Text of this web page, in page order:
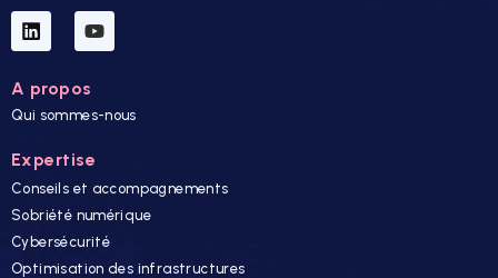
A propos
Qui sommes-nous
Expertise
Conseils et accompagnements
Sobriété numérique
Cybersécurité
Optimisation des infrastructures